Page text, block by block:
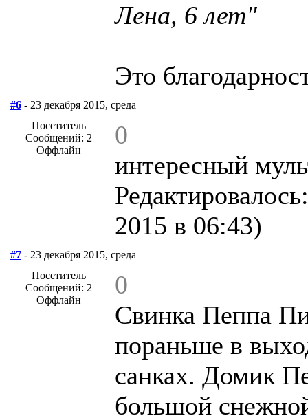
Лена, 6 лет"
Это
#6 - 23 декабря 2015, среда
Посетитель
Сообщений: 2
Оффлайн
0
интересный
2015 в 06:43)
#7 - 23 декабря 2015, среда
Посетитель
Сообщений: 2
Оффлайн
0
Свинка Пеппа
пораньше в
санках. Домик
большой